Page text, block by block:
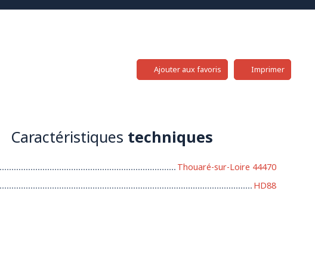
Ajouter aux favoris Imprimer
Caractéristiques techniques
Thouaré-sur-Loire 44470
HD88